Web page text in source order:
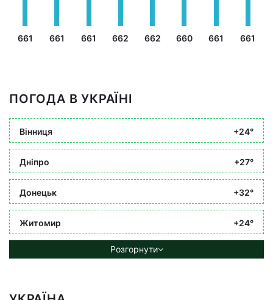
661 661 661 662 662 660 661 661
ПОГОДА В УКРАЇНІ
Вінниця +24°
Дніпро +27°
Донецьк +32°
Житомир +24°
Розгорнути